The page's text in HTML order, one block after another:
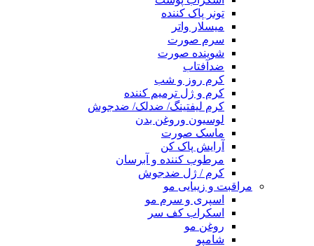
تونر پاک کننده
میسلار واتر
سرم صورت
شوینده صورت
ضدآفتاب
کرم روز و شب
کرم و ژل ترمیم کننده
کرم لیفتینگ/ ضدلک/ ضدجوش
لوسیون وروغن بدن
ماسک صورت
آرایش پاک کن
مرطوب کننده و آبرسان
کرم / ژل ضدجوش
مراقبت و زیبایی مو
اسپری و سرم مو
اسکراب کف سر
روغن مو
شامپو